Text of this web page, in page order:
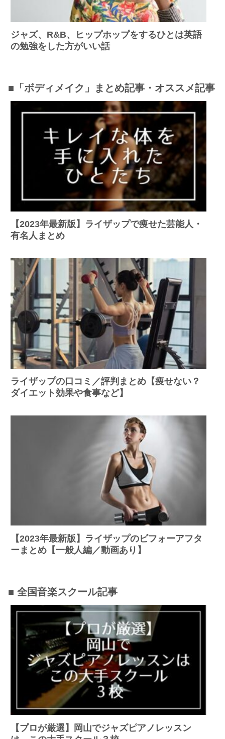
ジャズ、R&B、ヒップホップをするひとは英語
の勉強をした方がいい話
■「ボディメイク」まとめ記事・オススメ記事
【2023年最新版】ライザップで痩せた芸能人・
有名人まとめ
ライザップの口コミ／評判まとめ【痩せない？
ダイエット効果や食事など】
【2023年最新版】ライザップのビフォーアフタ
ーまとめ【一般人編／動画あり】
■ 全国音楽スクール記事
【プロが厳選】岡山でジャズピアノレッスン